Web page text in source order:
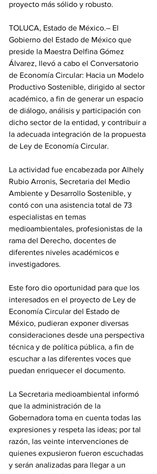
proyecto más sólido y robusto.
TOLUCA, Estado de México.– El
Gobierno del Estado de México que
preside la Maestra Delfina Gómez
Álvarez, llevó a cabo el Conversatorio
de Economía Circular: Hacia un Modelo
Productivo Sostenible, dirigido al sector
académico, a fin de generar un espacio
de diálogo, análisis y participación con
dicho sector de la entidad, y contribuir a
la adecuada integración de la propuesta
de Ley de Economía Circular.
La actividad fue encabezada por Alhely
Rubio Arronis, Secretaria del Medio
Ambiente y Desarrollo Sostenible, y
contó con una asistencia total de 73
especialistas en temas
medioambientales, profesionistas de la
rama del Derecho, docentes de
diferentes niveles académicos e
investigadores.
Este foro dio oportunidad para que los
interesados en el proyecto de Ley de
Economía Circular del Estado de
México, pudieran exponer diversas
consideraciones desde una perspectiva
técnica y de política pública, a fin de
escuchar a las diferentes voces que
puedan enriquecer el documento.
La Secretaria medioambiental informó
que la administración de la
Gobernadora toma en cuenta todas las
expresiones y respeta las ideas; por tal
razón, las veinte intervenciones de
quienes expusieron fueron escuchadas
y serán analizadas para llegar a un